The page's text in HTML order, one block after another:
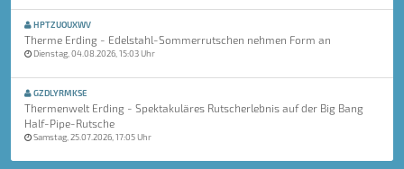
HPTZUOUXWV
Therme Erding - Edelstahl-Sommerrutschen nehmen Form an
Dienstag, 04.08.2026, 15:03 Uhr
GZDLYRMKSE
Thermenwelt Erding - Spektakuläres Rutscherlebnis auf der Big Bang
Half-Pipe-Rutsche
Samstag, 25.07.2026, 17:05 Uhr